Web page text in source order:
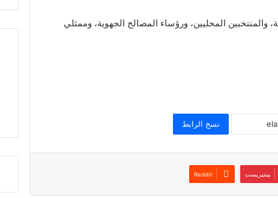
المحليين، ورؤساء المصالح الجهوية، وممثلي
نسخ الرابط
بينتيريست